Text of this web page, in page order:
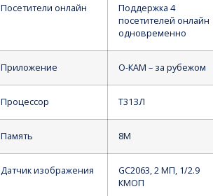
Посетители онлайн
Поддержка 4
посетителей онлайн
одновременно
Приложение О-КАМ – за рубежом
Процессор Т31ЗЛ
Память 8М
Датчик изображения
GC2063, 2 МП, 1/2.9
КМОП